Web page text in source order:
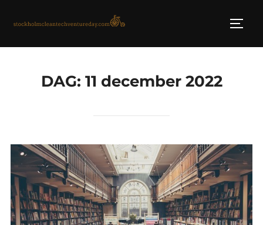
DAG: 11 december 2022